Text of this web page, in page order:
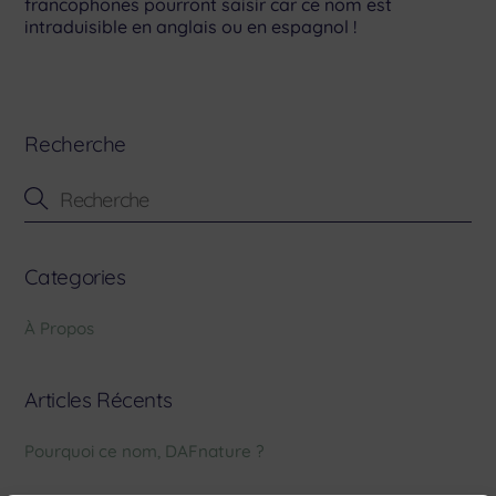
intraduisible en anglais ou en espagnol !
Recherche
Categories
À Propos
Articles Récents
Pourquoi ce nom, DAFnature ?